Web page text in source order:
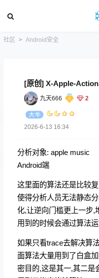
社区 Android安全
[原创] X-Apple-
九天666 2
2026-6-13 16:34
分析对象: apple music
Android端
这里面的算法还是比较
使得分析人员无法静态
化,让逆向门槛更上一步,
用到的时候会通过算法
如果只看trace去解决算
面算法大量用到了白盒
密目的,这是其一,其二是